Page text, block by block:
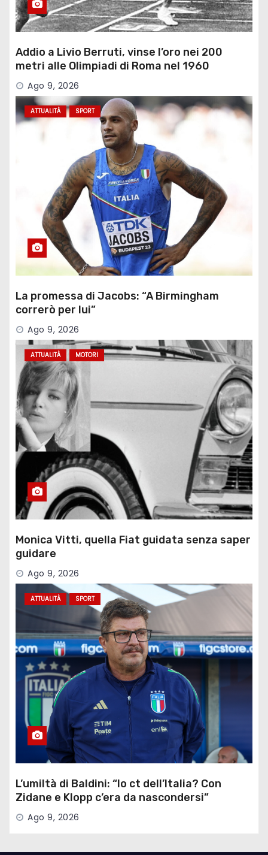
Addio a Livio Berruti, vinse l’oro nei 200
metri alle Olimpiadi di Roma nel 1960
Ago 9, 2026
ATTUALITÀ SPORT
La promessa di Jacobs: “A Birmingham
correrò per lui”
Ago 9, 2026
ATTUALITÀ MOTORI
Monica Vitti, quella Fiat guidata senza saper
guidare
Ago 9, 2026
ATTUALITÀ SPORT
L’umiltà di Baldini: “Io ct dell’Italia? Con
Zidane e Klopp c’era da nascondersi”
Ago 9, 2026